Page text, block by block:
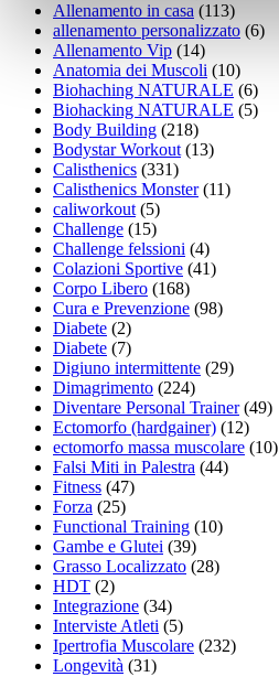
Allenamento in casa (113)
allenamento personalizzato (6)
Allenamento Vip (14)
Anatomia dei Muscoli (10)
Biohaching NATURALE (6)
Biohacking NATURALE (5)
Body Building (218)
Bodystar Workout(13)
Calisthenics (331)
Calisthenics Monster(11)
caliworkout(5)
Challenge (15)
Challenge felssioni (4)
Colazioni Sportive (41)
Corpo Libero (168)
Cura e Prevenzione (98)
Diabete (2)
Diabete (7)
Digiuno intermittente (29)
Dimagrimento (224)
Diventare Personal Trainer(49)
Ectomorfo (hardgainer) (12)
ectomorfo massa muscolare (10)
Falsi Miti in Palestra (44)
Fitness (47)
Forza (25)
Functional Training (10)
Gambe e Glutei (39)
Grasso Localizzato (28)
HDT (2)
Integrazione (34)
Interviste Atleti (5)
Ipertrofia Muscolare (232)
Longevità (31)